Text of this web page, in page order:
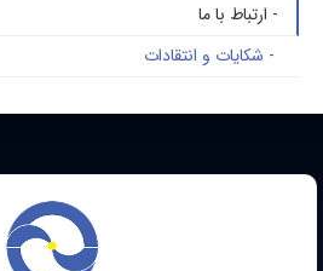
با ما
- شکایات و انتقادات